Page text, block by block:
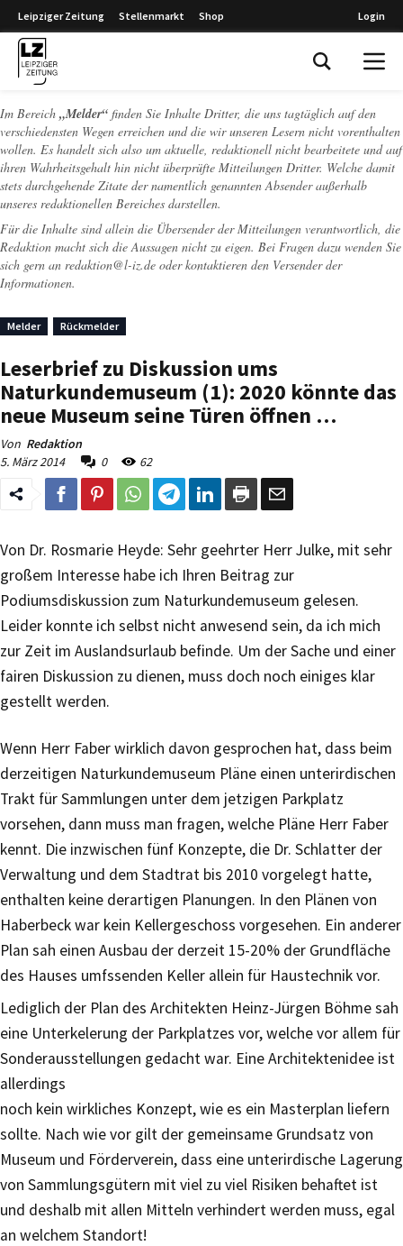
Leipziger Zeitung Stellenmarkt Shop Login
Im Bereich „Melder“ finden Sie Inhalte Dritter, die uns tagtäglich auf den
verschiedensten Wegen erreichen und die wir unseren Lesern nicht vorenthalten
wollen. Es handelt sich also um aktuelle, redaktionell nicht bearbeitete und auf
ihren Wahrheitsgehalt hin nicht überprüfte Mitteilungen Dritter. Welche damit
stets durchgehende Zitate der namentlich genannten Absender außerhalb
unseres redaktionellen Bereiches darstellen.
Für die Inhalte sind allein die Übersender der Mitteilungen verantwortlich, die
Redaktion macht sich die Aussagen nicht zu eigen. Bei Fragen dazu wenden Sie
sich gern an redaktion@l-iz.de oder kontaktieren den Versender der
Informationen.
Melder Rückmelder
Leserbrief zu Diskussion ums
Naturkundemuseum (1): 2020 könnte das
neue Museum seine Türen öffnen …
Von Redaktion
5. März 2014
0 62
Von Dr. Rosmarie Heyde: Sehr geehrter Herr Julke, mit sehr
großem Interesse habe ich Ihren Beitrag zur
Podiumsdiskussion zum Naturkundemuseum gelesen.
Leider konnte ich selbst nicht anwesend sein, da ich mich
zur Zeit im Auslandsurlaub befinde. Um der Sache und einer
fairen Diskussion zu dienen, muss doch noch einiges klar
gestellt werden.
Wenn Herr Faber wirklich davon gesprochen hat, dass beim
derzeitigen Naturkundemuseum Pläne einen unterirdischen
Trakt für Sammlungen unter dem jetzigen Parkplatz
vorsehen, dann muss man fragen, welche Pläne Herr Faber
kennt. Die inzwischen fünf Konzepte, die Dr. Schlatter der
Verwaltung und dem Stadtrat bis 2010 vorgelegt hatte,
enthalten keine derartigen Planungen. In den Plänen von
Haberbeck war kein Kellergeschoss vorgesehen. Ein anderer
Plan sah einen Ausbau der derzeit 15-20% der Grundfläche
des Hauses umfssenden Keller allein für Haustechnik vor.
Lediglich der Plan des Architekten Heinz-Jürgen Böhme sah
eine Unterkelerung der Parkplatzes vor, welche vor allem für
Sonderausstellungen gedacht war. Eine Architektenidee ist
allerdings
noch kein wirkliches Konzept, wie es ein Masterplan liefern
sollte. Nach wie vor gilt der gemeinsame Grundsatz von
Museum und Förderverein, dass eine unterirdische Lagerung
von Sammlungsgütern mit viel zu viel Risiken behaftet ist
und deshalb mit allen Mitteln verhindert werden muss, egal
an welchem Standort!